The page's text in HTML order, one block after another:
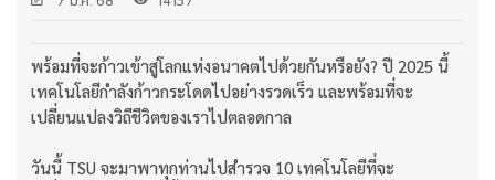
พร้อมที่จะก้าวเข้าสู่โลกแห่งอนาคตไปด้วยกันหรือยัง? ปี 2025 นี้
เทคโนโลยีกำลังก้าวกระโดดไปอย่างรวดเร็ว และพร้อมที่จะ
เปลี่ยนแปลงวิถีชีวิตของเราไปตลอดกาล
วันนี้ TSU จะมาพาทุกท่านไปสำรวจ 10 เทคโนโลยีที่จะ